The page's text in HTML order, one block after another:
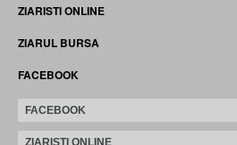
ZIARISTI ONLINE
ZIARUL BURSA
FACEBOOK
FACEBOOK
ZIARISTI ONLINE